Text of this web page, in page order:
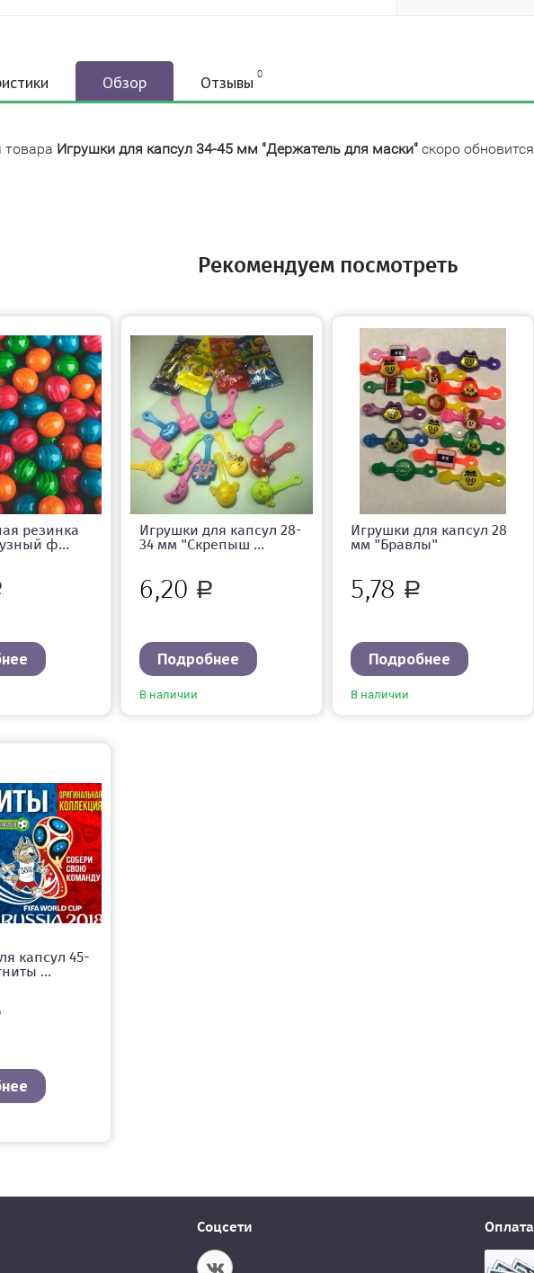
Обзор Отзывы 0
товара Игрушки для капсул 34-45 мм "Держатель для маски" скоро обновится
Рекомендуем посмотреть
резинка
ф...
Игрушки для капсул 28-
34 мм "Скрепыш ...
6,20 Р
Подробнее
В наличии
Игрушки для капсул 28
мм "Бравлы"
5,78 Р
Подробнее
В наличии
капсул 45-
...
Соцсети Оплата